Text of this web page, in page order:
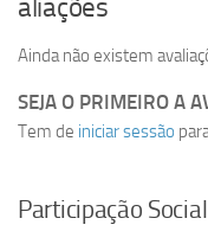
aliações
Ainda não existem
SEJA O PRIMEIRO A
Tem de iniciar sessão
Participação Social